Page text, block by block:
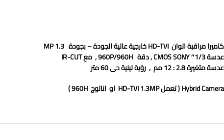
كاميرا مراقبة الوان HD-TVIخارجية عالية الجودة – بجودة 1.3 MP
عدسة 1/3″
CMOSSONY , دقة , معIR-CUT
عدسة متغيرة 2.8 : 12 مم , رؤية ليلية حى 60 متر
Hybrid Camera ( تعمل HD-TVI 1.3MP او انالوج 960H )